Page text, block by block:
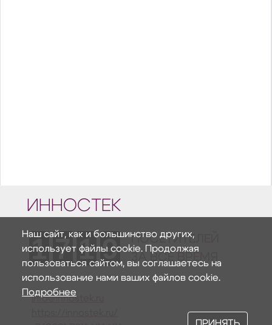
ИННОСТЕК
1 7 1 9
ПОСЕТИТЕЛЕЙ
ЗА ВСЕ ВРЕМЯ
info@innostek.ru
Наш сайт, как и большинство других,
использует файлы cookie. Продолжая
пользоваться сайтом, вы соглашаетесь на
использование нами ваших файлов cookie.
Подробнее